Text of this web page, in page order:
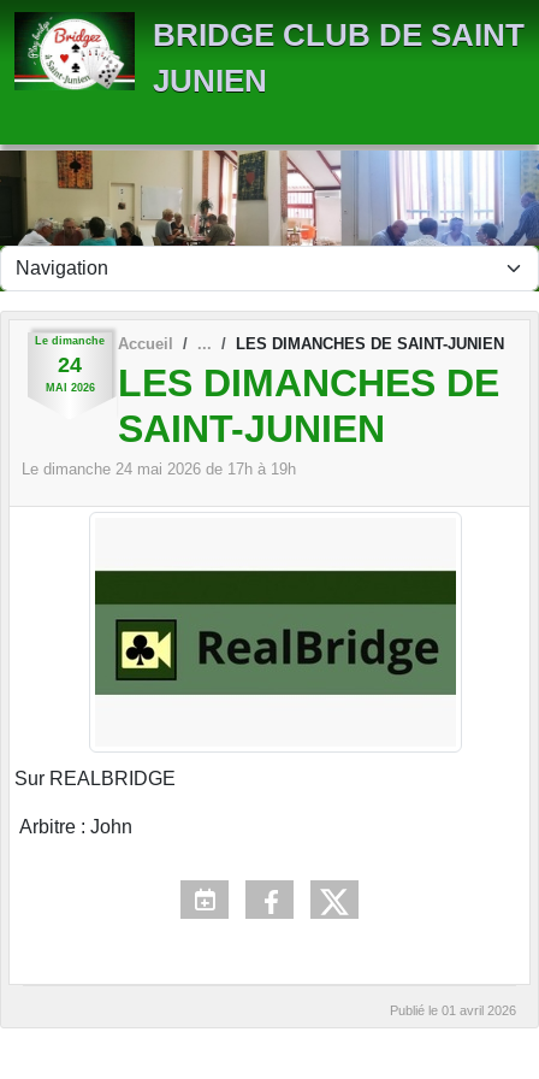
BRIDGE CLUB DE SAINT
JUNIEN
Le dimanche
24
MAI 2026
Accueil LES DIMANCHES DE SAINT-JUNIEN
LES DIMANCHES DE
SAINT-JUNIEN
Le dimanche 24 mai 2026 de 17h à 19h
Sur REALBRIDGE
Arbitre : John
Publié le 01 avril 2026
Panneau de gestion des cookies